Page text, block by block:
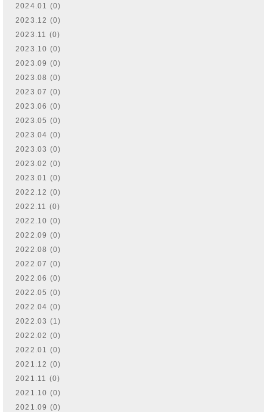
2024.01 (0)
2023.12 (0)
2023.11 (0)
2023.10 (0)
2023.09 (0)
2023.08 (0)
2023.07 (0)
2023.06 (0)
2023.05 (0)
2023.04 (0)
2023.03 (0)
2023.02 (0)
2023.01 (0)
2022.12 (0)
2022.11 (0)
2022.10 (0)
2022.09 (0)
2022.08 (0)
2022.07 (0)
2022.06 (0)
2022.05 (0)
2022.04 (0)
2022.03 (1)
2022.02 (0)
2022.01 (0)
2021.12 (0)
2021.11 (0)
2021.10 (0)
2021.09 (0)